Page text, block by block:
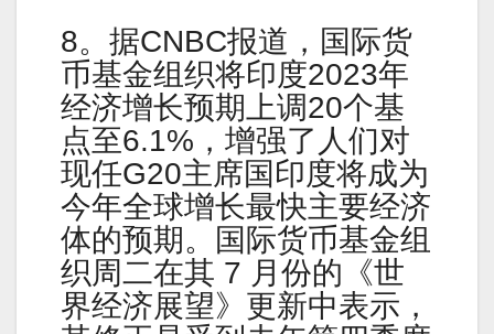
8。据CNBC报道，国际货
币基金组织将印度2023年
经济增长预期上调20个基
点至6.1%，增强了人们对
现任G20主席国印度将成为
今年全球增长最快主要经济
体的预期。国际货币基金组
织周二在其 7 月份的《世
界经济展望》更新中表示，